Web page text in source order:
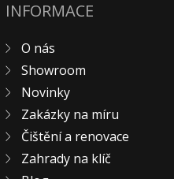
INFORMACE
O nás
Showroom
Novinky
Zakázky na míru
Čištění a renovace
Zahrady na klíč